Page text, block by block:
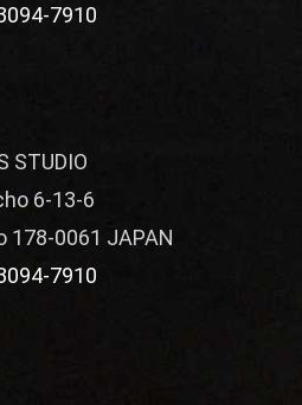
7910
STUDIO
6-13-6
178-0061 JAPAN
7910